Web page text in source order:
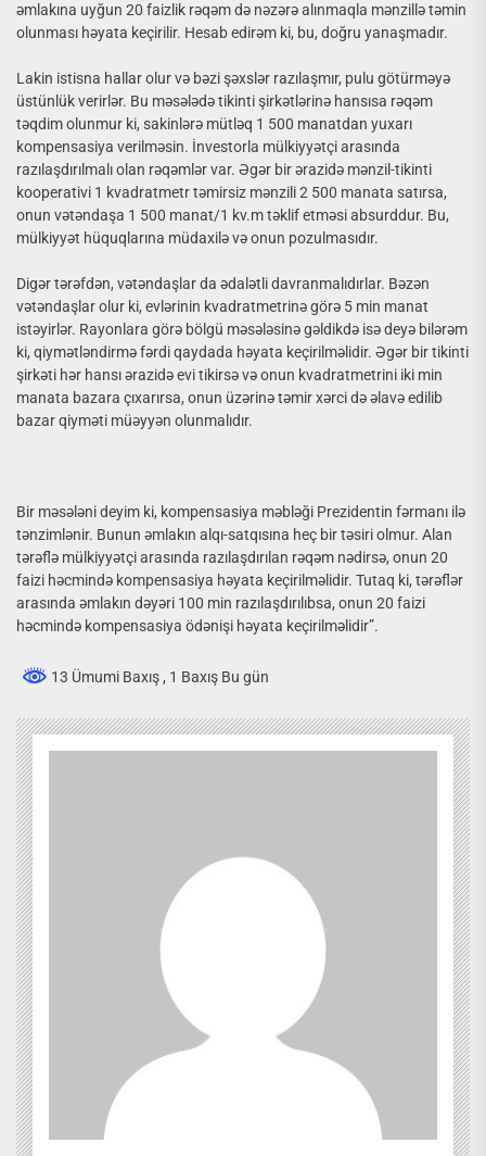
əmlakına uyğun 20 faizlik rəqəm də nəzərə alınmaqla mənzillə təmin
olunması həyata keçirilir. Hesab edirəm ki, bu, doğru yanaşmadır.
Lakin istisna hallar olur və bəzi şəxslər razılaşmır, pulu götürməyə
üstünlük verirlər. Bu məsələdə tikinti şirkətlərinə hansısa rəqəm
təqdim olunmur ki, sakinlərə mütləq 1 500 manatdan yuxarı
kompensasiya verilməsin. İnvestorla mülkiyyətçi arasında
razılaşdırılmalı olan rəqəmlər var. Əgər bir ərazidə mənzil-tikinti
kooperativi 1 kvadratmetr təmirsiz mənzili 2 500 manata satırsa,
onun vətəndaşa 1 500 manat/1 kv.m təklif etməsi absurddur. Bu,
mülkiyyət hüquqlarına müdaxilə və onun pozulmasıdır.
Digər tərəfdən, vətəndaşlar da ədalətli davranmalıdırlar. Bəzən
vətəndaşlar olur ki, evlərinin kvadratmetrinə görə 5 min manat
istəyirlər. Rayonlara görə bölgü məsələsinə gəldikdə isə deyə bilərəm
ki, qiymətləndirmə fərdi qaydada həyata keçirilməlidir. Əgər bir tikinti
şirkəti hər hansı ərazidə evi tikirsə və onun kvadratmetrini iki min
manata bazara çıxarırsa, onun üzərinə təmir xərci də əlavə edilib
bazar qiyməti müəyyən olunmalıdır.
Bir məsələni deyim ki, kompensasiya məbləği Prezidentin fərmanı ilə
tənzimlənir. Bunun əmlakın alqı-satqısına heç bir təsiri olmur. Alan
tərəflə mülkiyyətçi arasında razılaşdırılan rəqəm nədirsə, onun 20
faizi həcmində kompensasiya həyata keçirilməlidir. Tutaq ki, tərəflər
arasında əmlakın dəyəri 100 min razılaşdırılıbsa, onun 20 faizi
həcmində kompensasiya ödənişi həyata keçirilməlidir”.
13 Ümumi Baxış, 1 Baxış Bu gün